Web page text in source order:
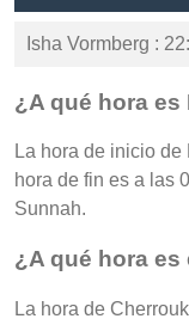
Isha Vormberg :
¿A qué hora es
La hora de inicio de
hora de fin es a las
Sunnah.
¿A qué hora es
La hora de